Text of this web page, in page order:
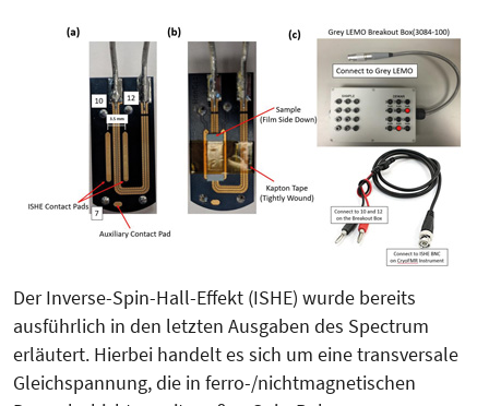
Der Inverse-Spin-Hall-Effekt (ISHE) wurde bereits
ausführlich in den letzten Ausgaben des Spectrum
erläutert. Hierbei handelt es sich um eine transversale
Gleichspannung, die in ferro-/nichtmagnetischen